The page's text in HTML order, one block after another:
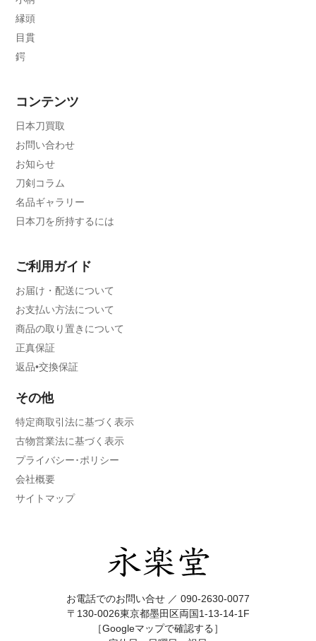
縁頭
目貫
鍔
コンテンツ
日本刀買取
お問い合わせ
お知らせ
刀剣コラム
名品ギャラリー
日本刀を所持するには
ご利用ガイド
お届け・配送について
お支払い方法について
商品の取り置きについて
正真保証
返品•交換保証
その他
特定商取引法に基づく表示
古物営業法に基づく表示
プライバシー･ポリシー
会社概要
サイトマップ
お電話でのお問い合せ ／ 090-2630-0077
〒130-0026東京都墨田区両国1-13-14-1F
［Googleマップで確認する］